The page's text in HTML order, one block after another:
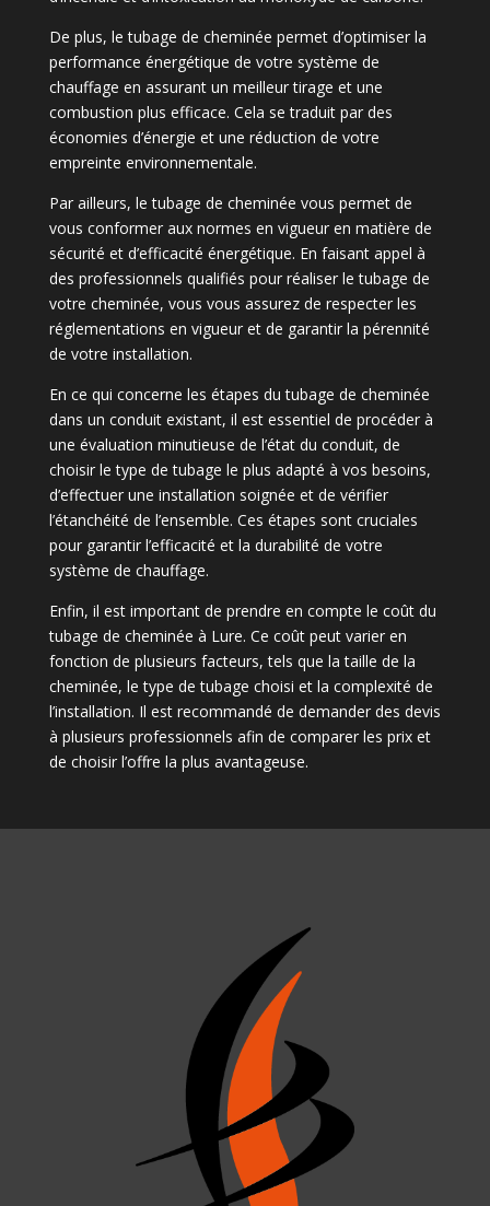
De plus, le tubage de cheminée permet d’optimiser la
performance énergétique de votre système de
chauffage en assurant un meilleur tirage et une
combustion plus efficace. Cela se traduit par des
économies d’énergie et une réduction de votre
empreinte environnementale.
Par ailleurs, le tubage de cheminée vous permet de
vous conformer aux normes en vigueur en matière de
sécurité et d’efficacité énergétique. En faisant appel à
des professionnels qualifiés pour réaliser le tubage de
votre cheminée, vous vous assurez de respecter les
réglementations en vigueur et de garantir la pérennité
de votre installation.
En ce qui concerne les étapes du tubage de cheminée
dans un conduit existant, il est essentiel de procéder à
une évaluation minutieuse de l’état du conduit, de
choisir le type de tubage le plus adapté à vos besoins,
d’effectuer une installation soignée et de vérifier
l’étanchéité de l’ensemble. Ces étapes sont cruciales
pour garantir l’efficacité et la durabilité de votre
système de chauffage.
Enfin, il est important de prendre en compte le coût du
tubage de cheminée à Lure. Ce coût peut varier en
fonction de plusieurs facteurs, tels que la taille de la
cheminée, le type de tubage choisi et la complexité de
l’installation. Il est recommandé de demander des devis
à plusieurs professionnels afin de comparer les prix et
de choisir l’offre la plus avantageuse.